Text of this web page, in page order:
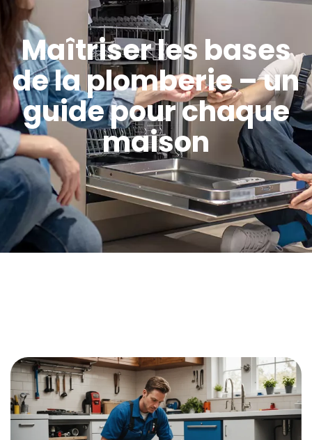
Maîtriser les bases
de la plomberie – un
guide pour chaque
maison